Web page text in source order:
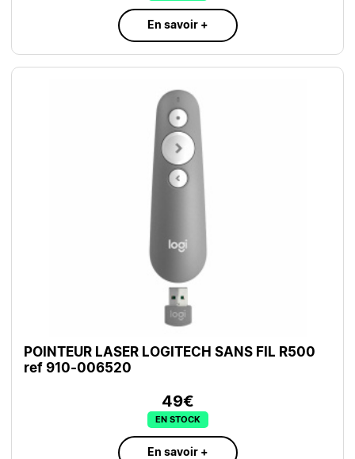
En savoir +
POINTEUR LASER LOGITECH SANS FIL R500
ref 910-006520
49€
EN STOCK
En savoir +